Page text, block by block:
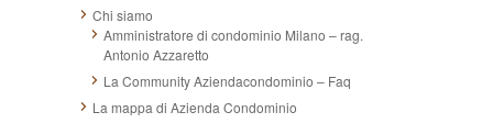
Chi siamo
Amministratore di condominio Milano – rag.
Antonio Azzaretto
La Community Aziendacondominio – Faq
La mappa di Azienda Condominio